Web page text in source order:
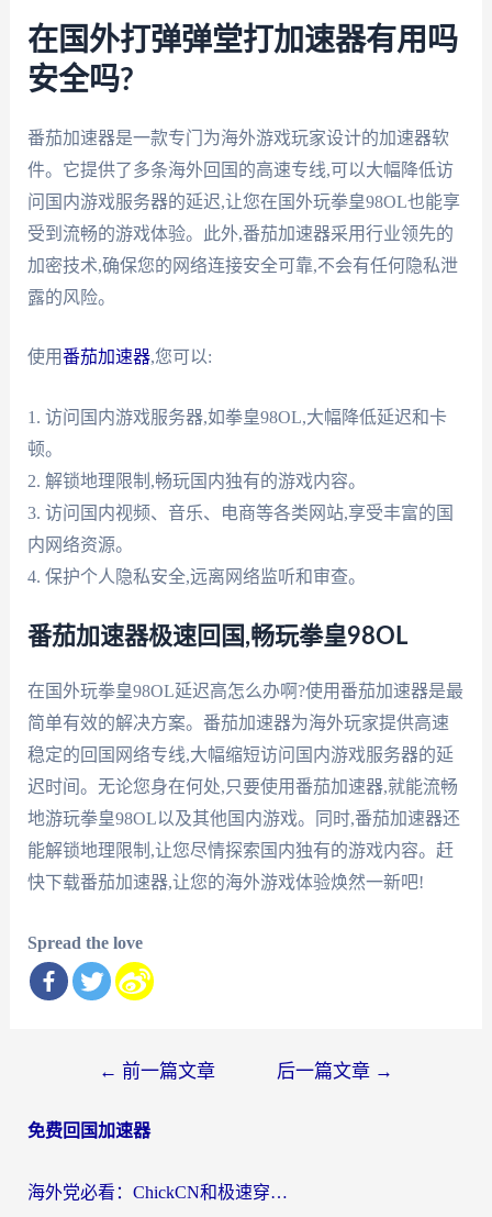
在国外打弹弹堂打加速器有用吗
安全吗?
番茄加速器是一款专门为海外游戏玩家设计的加速器软
件。它提供了多条海外回国的高速专线,可以大幅降低访
问国内游戏服务器的延迟,让您在国外玩拳皇98OL也能享
受到流畅的游戏体验。此外,番茄加速器采用行业领先的
加密技术,确保您的网络连接安全可靠,不会有任何隐私泄
露的风险。
使用番茄加速器,您可以:
1. 访问国内游戏服务器,如拳皇98OL,大幅降低延迟和卡
顿。
2. 解锁地理限制,畅玩国内独有的游戏内容。
3. 访问国内视频、音乐、电商等各类网站,享受丰富的国
内网络资源。
4. 保护个人隐私安全,远离网络监听和审查。
番茄加速器极速回国,畅玩拳皇98OL
在国外玩拳皇98OL延迟高怎么办啊?使用番茄加速器是最
简单有效的解决方案。番茄加速器为海外玩家提供高速
稳定的回国网络专线,大幅缩短访问国内游戏服务器的延
迟时间。无论您身在何处,只要使用番茄加速器,就能流畅
地游玩拳皇98OL以及其他国内游戏。同时,番茄加速器还
能解锁地理限制,让您尽情探索国内独有的游戏内容。赶
快下载番茄加速器,让您的海外游戏体验焕然一新吧!
Spread the love
导
← 前一篇文章 后一篇文章 →
免费回国加速器
海外党必看：ChickCN和极速穿梭VPN好用吗？3招教你选对回国加速器无缝刷国内资源